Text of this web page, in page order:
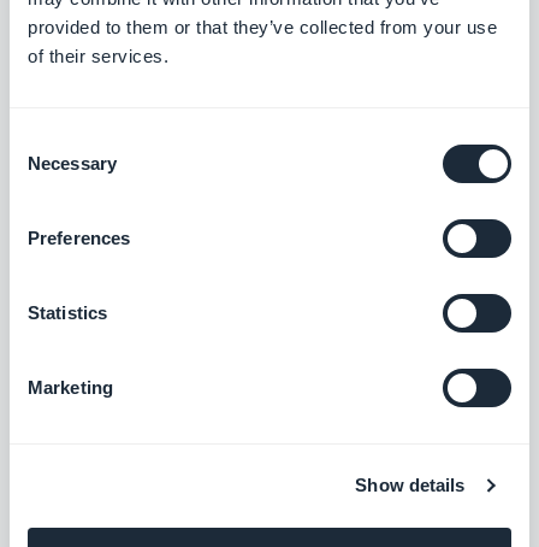
provided to them or that they’ve collected from your use
of their services.
Selection
Necessary
Preferences
Statistics
Marketing
Show details
documentation de Googleici.
Dans votre back-office GoodBarber, activez
copié depuis votre compte Funding Choice et
N'oubliez pas de publier les paramètres de votre
Paramètres